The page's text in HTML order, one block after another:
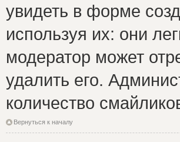
увидеть в форме
используя их: они
модератор может
удалить его.
количество
Вернуться к началу